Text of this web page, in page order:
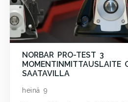
NORBAR PRO-TEST 3
MOMENTINMITTAUSLAITE
SAATAVILLA
heinä 9